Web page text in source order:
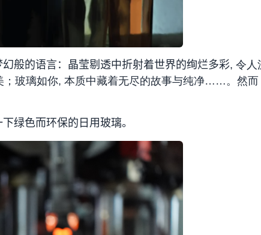
般的语言：晶莹剔透中折射着世界的绚烂多彩, 令人
玻璃如你, 本质中藏着无尽的故事与纯净……。然
绿色而环保的日用玻璃。